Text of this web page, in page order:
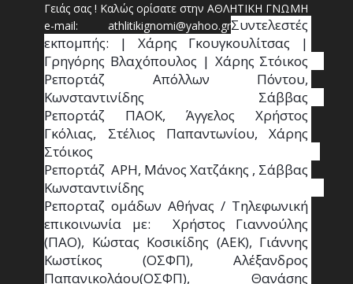
Γειάς σας ! Καλώς ορίσατε στην ΑΘΛΗΤΙΚΗ ΓΝΩΜΗ
e-mail: athlitikignomi@yahoo.grΣυντελεστές
εκπομπής: | Χάρης Γκουγκουλίτσας |
Γρηγόρης Βλαχόπουλος | Χάρης Στόικος
Ρεπορτάζ Απόλλων Πόντου,
Κωνσταντινίδης   Σάββας
Ρεπορτάζ ΠΑΟΚ, Άγγελος Χρήστος
Γκόλιας, Στέλιος Παπαντωνίου, Χάρης
Στόικος
Ρεπορτάζ  ΑΡΗ, Μάνος Χατζάκης , Σάββας
Κωνσταντινίδης
Ρεπορταζ ομάδων Αθήνας / Τηλεφωνική
επικοινωνία με:  Χρήστος Γιαννούλης
(ΠΑΟ), Κώστας Κοσικίδης (ΑΕΚ), Γιάννης
Κωστίκος (ΟΣΦΠ), Αλέξανδρος
Παπανικολάου(ΟΣΦΠ), Θανάσης